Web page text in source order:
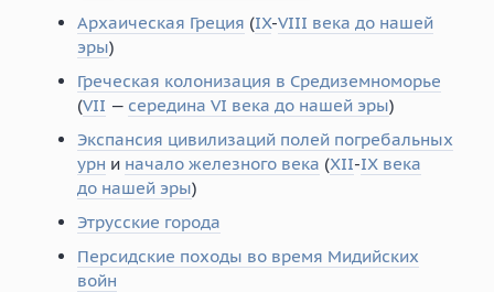
Архаическая Греция (IX-VIII века до нашей
эры)
Греческая колонизация в Средиземноморье
(VII — середина VI века до нашей эры)
Экспансия цивилизаций полей погребальных
урн и начало железного века (XII-IX века
до нашей эры)
Этрусские города
Персидские походы во время Мидийских
войн